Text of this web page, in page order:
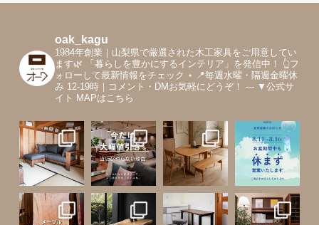
oak_kagu
1984年創業｜山梨県で厳選された木工家具をご用意してい
ます🌿 「暮らしを豊かにするインテリア」を発信中！
👆フ
ォローして最新情報をチェック ⋆ 📍毎週水曜・隔週金曜休
み 12-19時｜コメント・DMお気軽にどうぞ！
--- ▼公式サ
イト MAPはこちら